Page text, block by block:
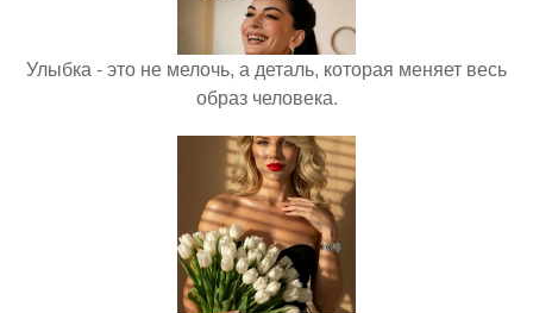
Улыбка - это не мелочь, а деталь, которая меняет весь
образ человека.